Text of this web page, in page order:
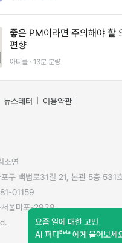
좋은 PM이라면 주의해야 할
편향
아티클 · 13분 분량
뉴스레터
이용약관
소연
구 백범로31길 21, 본관 5층 531
01159
울마포-2938
요즘 일에 대한 고민
AI 퍼디Beta 에게 물어보세